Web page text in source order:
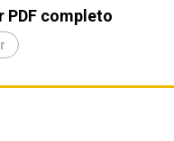
PDF completo